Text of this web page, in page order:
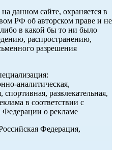
данном сайте, охраняется в
РФ об авторском праве и не
в какой бы то ни было
распространению,
разрешения
аналитическая,
спортивная, развлекательная,
в соответствии с
Федерации о рекламе
Федерация,